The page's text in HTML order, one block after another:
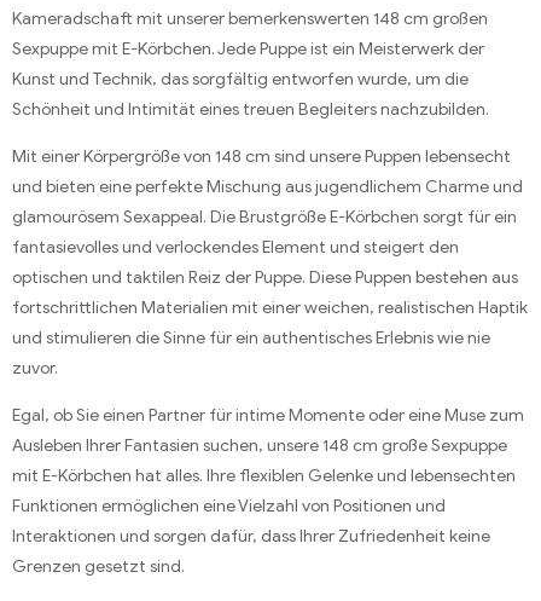
Kameradschaft mit unserer bemerkenswerten 148 cm großen
Sexpuppe mit E-Körbchen. Jede Puppe ist ein Meisterwerk der
Kunst und Technik, das sorgfältig entworfen wurde, um die
Schönheit und Intimität eines treuen Begleiters nachzubilden.
Mit einer Körpergröße von 148 cm sind unsere Puppen lebensecht
und bieten eine perfekte Mischung aus jugendlichem Charme und
glamourösem Sexappeal. Die Brustgröße E-Körbchen sorgt für ein
fantasievolles und verlockendes Element und steigert den
optischen und taktilen Reiz der Puppe. Diese Puppen bestehen aus
fortschrittlichen Materialien mit einer weichen, realistischen Haptik
und stimulieren die Sinne für ein authentisches Erlebnis wie nie
zuvor.
Egal, ob Sie einen Partner für intime Momente oder eine Muse zum
Ausleben Ihrer Fantasien suchen, unsere 148 cm große Sexpuppe
mit E-Körbchen hat alles. Ihre flexiblen Gelenke und lebensechten
Funktionen ermöglichen eine Vielzahl von Positionen und
Interaktionen und sorgen dafür, dass Ihrer Zufriedenheit keine
Grenzen gesetzt sind.